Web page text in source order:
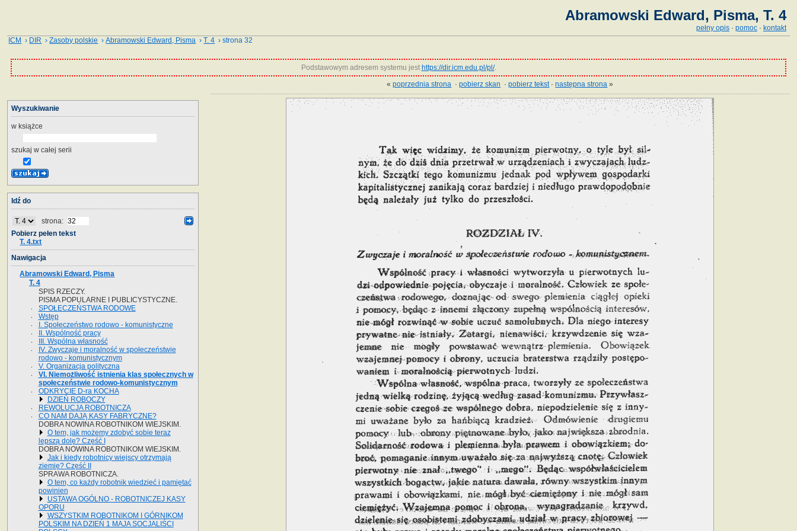
Abramowski Edward, Pisma, T. 4
pełny opis · pomoc · kontakt
ICM › DIR ›Zasoby polskie ›Abramowski Edward, Pisma ›T. 4 › strona 32
Podstawowym adresem systemu jest https://dir.icm.edu.pl/pl/.
«poprzednia strona ·pobierz skan ·pobierz tekst·następna strona »
Wyszukiwanie
w książce
szukaj w całej serii
Idź do
strona:
Pobierz pełen tekst
T. 4.txt
Nawigacja
Abramowski Edward, Pisma
T. 4
SPIS RZECZY.
PISMA POPULARNE I PUBLICYSTYCZNE.
SPOŁECZEŃSTWA RODOWE
Wstęp
I. Społeczeństwo rodowo - komunistyczne
II. Wspólność pracy
III. Wspólna własność
IV. Zwyczaje i moralność w społeczeństwie
rodowo - komunistycznym
V. Organizacja polityczna
VI. Niemożliwość istnienia klas społecznych w
społeczeństwie rodowo-komunistycznym
ODKRYCIE D-ra KOCHA
DZIEŃ ROBOCZY
REWOLUCJA ROBOTNICZA
CO NAM DAJĄ KASY FABRYCZNE?
DOBRA NOWINA ROBOTNIKOM WIEJSKIM.
O tem, jak możemy zdobyć sobie teraz
lepszą dolę? Część I
DOBRA NOWINA ROBOTNIKOM WIEJSKIM.
Jak i kiedy robotnicy wiejscy otrzymają
ziemię? Część II
SPRAWA ROBOTNICZA.
O tem, co każdy robotnik wiedzieć i pamiętać
powinien
USTAWA OGÓLNO - ROBOTNICZEJ KASY
OPORU
WSZYSTKIM ROBOTNIKOM I GÓRNIKOM
POLSKIM NA DZIEŃ 1 MAJA SOCJALIŚCI